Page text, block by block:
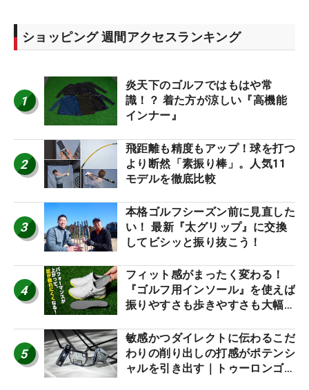
ショッピング 週間アクセスランキング
1
炎天下のゴルフではもはや常
識！？ 着た方が涼しい『高機能
インナー』
2
飛距離も精度もアップ！球を打つ
より断然「素振り棒」。人気11
モデルを徹底比較
3
本格ゴルフシーズン前に見直した
い！ 最新『太グリップ』に交換
してビシッと振り抜こう！
4
フィット感がまったく変わる！
『ゴルフ用インソール』を使えば
振りやすさも歩きやすさも大幅に
5
敏感かつダイレクトに伝わるこだ
わりの削り出しの打感がポテンシ
ャルを引き出す｜トゥーロンゴル